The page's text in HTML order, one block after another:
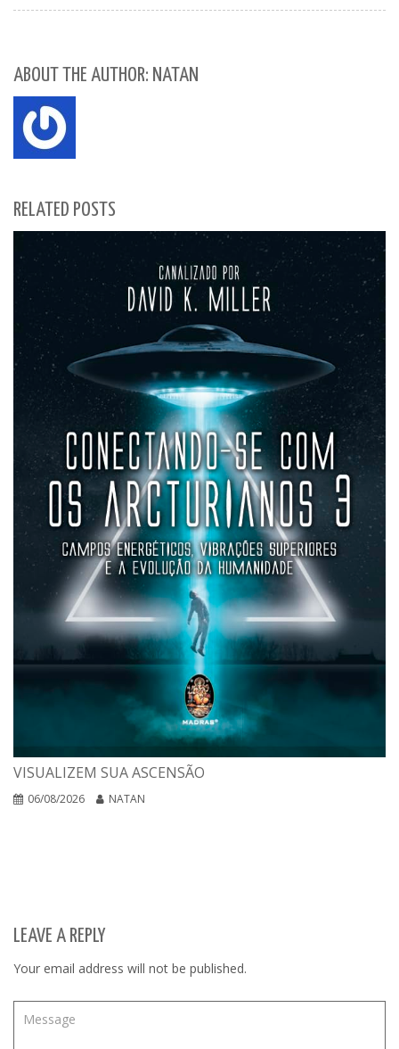
ABOUT THE AUTHOR: NATAN
RELATED POSTS
VISUALIZEM SUA ASCENSÃO
06/08/2026 NATAN
LEAVE A REPLY
Your email address will not be published.